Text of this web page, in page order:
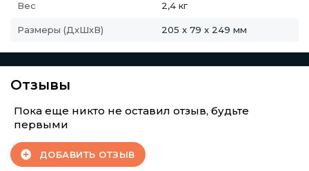
Вес 2,4 кг
Размеры (ДхШхВ) 205 x 79 x 249 мм
Отзывы
Пока еще никто не оставил отзыв, будьте
первыми
ДОБАВИТЬ ОТЗЫВ